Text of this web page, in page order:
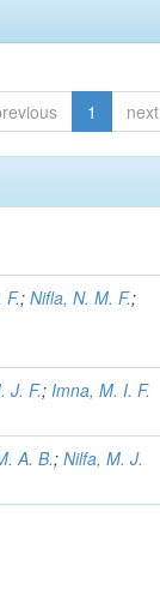
1 next
F.;Nifla, N. M. F.;
J. F.;Imna, M. I. F.
A. B.;Nilfa, M. J.